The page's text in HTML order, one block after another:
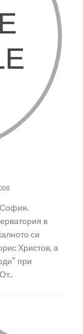
София.
в
си
Христов, а
при